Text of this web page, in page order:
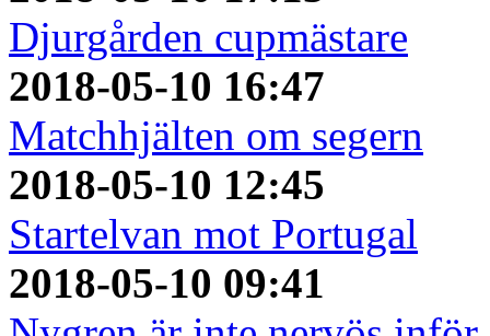
Djurgården cupmästare
2018-05-10 16:47
Matchhjälten om segern
2018-05-10 12:45
Startelvan mot Portugal
2018-05-10 09:41